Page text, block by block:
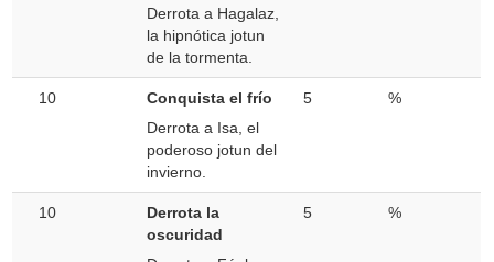
Derrota a Hagalaz,
la hipnótica jotun
de la tormenta.
10
Conquista el frío
Derrota a Isa, el
poderoso jotun del
invierno.
5 %
10
Derrota la
oscuridad
5 %